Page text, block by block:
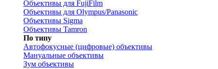
Объективы для FujiFilm
Объективы для Olympus/Panasonic
Объективы Sigma
Объективы Tamron
По типу
Автофокусные (цифровые) объективы
Мануальные объективы
Зум объективы